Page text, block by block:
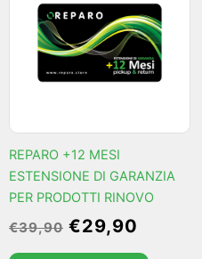
REPARO +12 MESI
ESTENSIONE DI GARANZIA
PER PRODOTTI RINOVO
€39,90
originale
era:
€39,90.
€29,90
attuale
è:
€29,90.